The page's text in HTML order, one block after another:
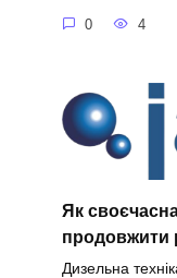
0 4
Як
продовжити
Дизельна